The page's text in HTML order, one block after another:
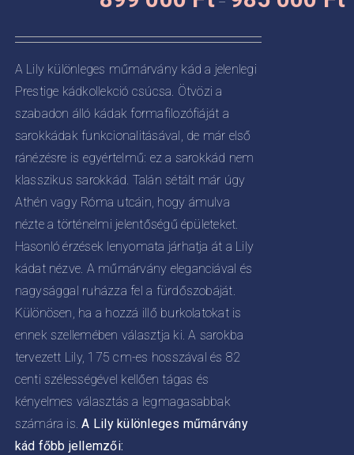
választhatók
ki
A Lily különleges műmárvány kád a jelenlegi
Prestige kádkollekció csúcsa. Ötvözi a
szabadon álló kádak formafilozófiáját a
sarokkádak funkcionalitásával, de már első
ránézésre is egyértelmű: ez a sarokkád nem
klasszikus sarokkád. Talán sétált már úgy
Athén vagy Róma utcáin, hogy ámulva
nézte a történelmi jelentőségű épületeket.
Hasonló érzések lenyomata járhatja át a Lily
kádat nézve. A műmárvány eleganciával és
nagysággal ruházza fel a fürdőszobáját.
Különösen, ha a hozzá illő burkolatokat is
ennek szellemében választja ki. A sarokba
tervezett Lily, 175 cm-es hosszával és 82
centi szélességével kellően tágas és
kényelmes választás a legmagasabbak
számára is.A Lily különleges műmárvány
kád főbb jellemzői: